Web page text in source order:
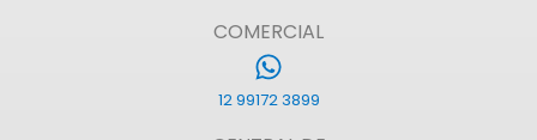
COMERCIAL
12 99172 3899